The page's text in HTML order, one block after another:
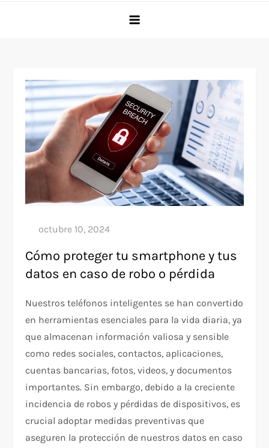
Cómo proteger tu smartphone y tus
datos en caso de robo o pérdida
Nuestros teléfonos inteligentes se han convertido
en herramientas esenciales para la vida diaria, ya
que almacenan información valiosa y sensible
como redes sociales, contactos, aplicaciones,
cuentas bancarias, fotos, videos, y documentos
importantes. Sin embargo, debido a la creciente
incidencia de robos y pérdidas de dispositivos, es
crucial adoptar medidas preventivas que
aseguren la protección de nuestros datos en caso